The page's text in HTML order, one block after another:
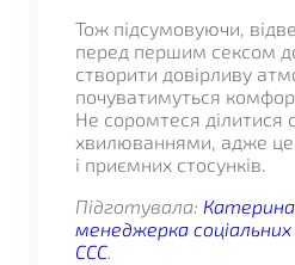
Тож підсумовуючи,
перед першим сексом
створити довірливу
почуватимуться
Не соромтеся ділитися
хвилюваннями, адже це
і приємних стосунків.
Підготувала:
менеджерка
ССС.